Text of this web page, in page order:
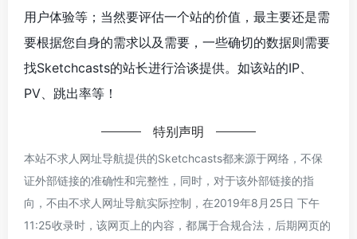
用户体验等；当然要评估一个站的价值，最主要还是需
要根据您自身的需求以及需要，一些确切的数据则需要
找Sketchcasts的站长进行洽谈提供。如该站的IP、
PV、跳出率等！
特别声明
本站不求人网址导航提供的Sketchcasts都来源于网络，不保
证外部链接的准确性和完整性，同时，对于该外部链接的指
向，不由不求人网址导航实际控制，在2019年8月25日 下午
11:25收录时，该网页上的内容，都属于合规合法，后期网页的